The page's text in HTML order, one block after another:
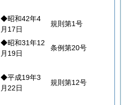
◆昭和42年4
月17日
規則第1号
◆昭和31年12
月19日
条例第20号
◆平成19年3
月22日
規則第12号